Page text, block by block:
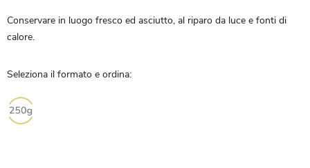
Conservare in luogo fresco ed asciutto, al riparo da luce e fonti di
calore.
Seleziona il formato e ordina: